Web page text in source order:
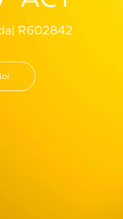
R602842